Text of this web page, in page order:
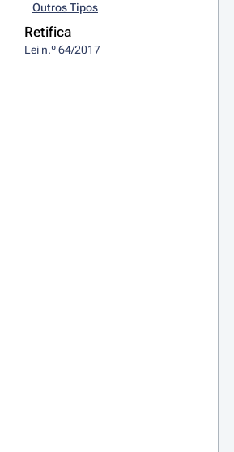
Outros Tipos
Retifica
Lei n.º 64/2017